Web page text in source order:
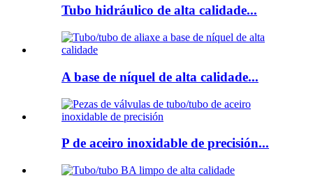
Tubo hidráulico de alta calidade...
A base de níquel de alta calidade...
P de aceiro inoxidable de precisión...